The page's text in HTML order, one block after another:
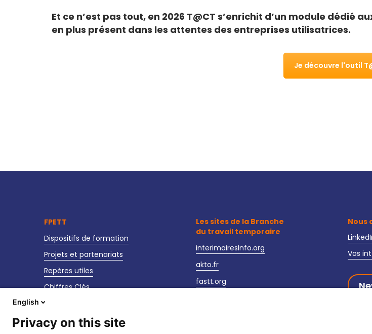
Et ce n’est pas tout, en 2026 T@CT s’enrichit d’un module dédié
en plus présent dans les attentes des entreprises utilisatrices.
Je découvre l'outil
FPETT
Dispositifs de formation
Projets et partenariats
Repères utiles
Chiffres Clés
Actualités
Nos événements
Les sites de la Branche
du travail temporaire
interimairesInfo.org
akto.fr
fastt.org
Nous
Vos
English
Privacy on this site